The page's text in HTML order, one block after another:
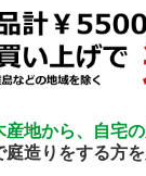
産地から、自宅
庭造りをする方